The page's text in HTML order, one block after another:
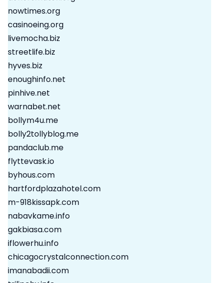
nowtimes.org
casinoeing.org
livemocha.biz
streetlife.biz
hyves.biz
enoughinfo.net
pinhive.net
warnabet.net
bollym4u.me
bolly2tollyblog.me
pandaclub.me
flyttevask.io
byhous.com
hartfordplazahotel.com
m-918kissapk.com
nabavkame.info
gakbiasa.com
iflowerhu.info
chicagocrystalconnection.com
imanabadii.com